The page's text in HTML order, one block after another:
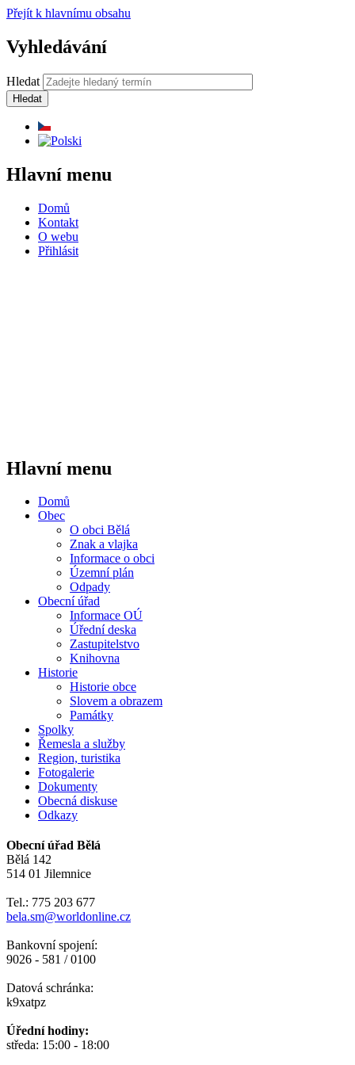
Přejít k hlavnímu obsahu
Vyhledávání
Hledat
Hlavní menu
Domů
Kontakt
O webu
Přihlásit
Hlavní menu
Domů
Obec
O obci Bělá
Znak a vlajka
Informace o obci
Územní plán
Odpady
Obecní úřad
Informace OÚ
Úřední deska
Zastupitelstvo
Knihovna
Historie
Historie obce
Slovem a obrazem
Památky
Spolky
Řemesla a služby
Region, turistika
Fotogalerie
Dokumenty
Obecná diskuse
Odkazy
Obecní úřad Bělá
Bělá 142
514 01 Jilemnice
Tel.: 775 203 677
bela.sm@worldonline.cz
Bankovní spojení:
9026 - 581 / 0100
Datová schránka:
k9xatpz
Úřední hodiny:
středa: 15:00 - 18:00